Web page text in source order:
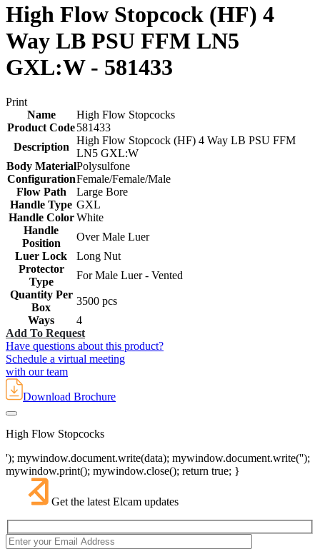
High Flow Stopcock (HF) 4
Way LB PSU FFM LN5
GXL:W - 581433
Print
Name
High Flow Stopcocks
Product Code581433
Description
High Flow Stopcock (HF) 4 Way LB PSU FFM
LN5 GXL:W
Body MaterialPolysulfone
ConfigurationFemale/Female/Male
Flow Path
Large Bore
Handle Type GXL
Handle Color White
Handle
Position
Over Male Luer
Luer Lock
Long Nut
Protector
Type
For Male Luer - Vented
Quantity Per
Box
3500 pcs
Ways
4
Add To Request
Have questions about this product?
Schedule a virtual meeting
with our team
Download Brochure
High Flow Stopcocks
'); mywindow.document.write(data); mywindow.document.write('');
mywindow.print(); mywindow.close(); return true; }
Get the latest Elcam updates